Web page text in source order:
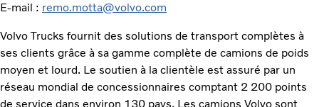
E-mail : remo.motta@volvo.com
Volvo Trucks fournit des solutions de transport complètes à
ses clients grâce à sa gamme complète de camions de poids
moyen et lourd. Le soutien à la clientèle est assuré par un
réseau mondial de concessionnaires comptant 2 200 points
de service dans environ 130 pays. Les camions Volvo sont